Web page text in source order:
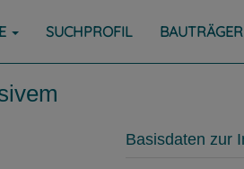
SUCHPROFIL BAUTRÄGER
Basisdaten zur